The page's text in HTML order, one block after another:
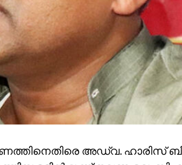
അഡ്വ. ഹാരിസ്